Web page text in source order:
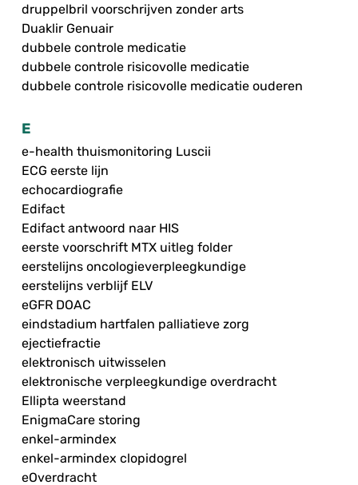
druppelbril voorschrijven zonder arts
Duaklir Genuair
dubbele controle medicatie
dubbele controle risicovolle medicatie
dubbele controle risicovolle medicatie ouderen
E
e-health thuismonitoring Luscii
ECG eerste lijn
echocardiografie
Edifact
Edifact antwoord naar HIS
eerste voorschrift MTX uitleg folder
eerstelijns oncologieverpleegkundige
eerstelijns verblijf ELV
eGFR DOAC
eindstadium hartfalen palliatieve zorg
ejectiefractie
elektronisch uitwisselen
elektronische verpleegkundige overdracht
Ellipta weerstand
EnigmaCare storing
enkel-armindex
enkel-armindex clopidogrel
eOverdracht